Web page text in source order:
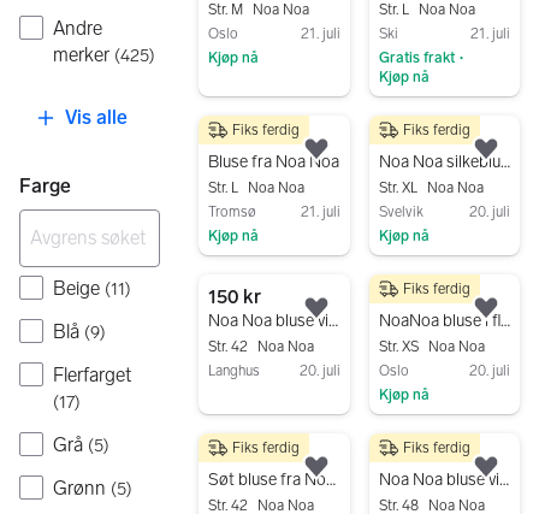
Andre
merker (425)
Vis alle
Farge
Beige (11)
Blå (9)
Flerfarget
(17)
Grå (5)
Grønn (5)
Str. M
Noa Noa
Oslo
21. juli
Kjøp nå
Gå til annonsen
Str. L
Noa Noa
Ski
21. juli
Gratis frakt •
Kjøp nå
75 kr
Bluse fra Noa Noa
Str. L
Noa Noa
Tromsø
21. juli
Kjøp nå
Fiks ferdig
Legg til som favoritt.
250 kr
Noa Noa silkebluse/kimono XL flerfarget
Str. XL
Noa Noa
Svelvik
20. juli
Kjøp nå
Fiks ferdig
150 kr
Noa Noa bluse viskose str 42 beige, ikke brukt
Str. 42
Noa Noa
Langhus
20. juli
Legg til som favoritt.
150 kr
NoaNoa bluse i florlett materiale
Str. XS
Noa Noa
Oslo
20. juli
Kjøp nå
Fiks ferdig
150 kr
Søt bluse fra Noa Noa str 42
Str. 42 Noa Noa
Fiks ferdig
Legg til som favoritt.
200 kr
Noa Noa bluse viskose str 48 blå
Str. 48 Noa Noa
Fiks ferdig